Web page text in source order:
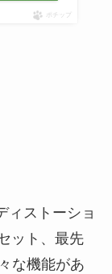
ポチップ
ィストーショ
ット、最先
な機能があ